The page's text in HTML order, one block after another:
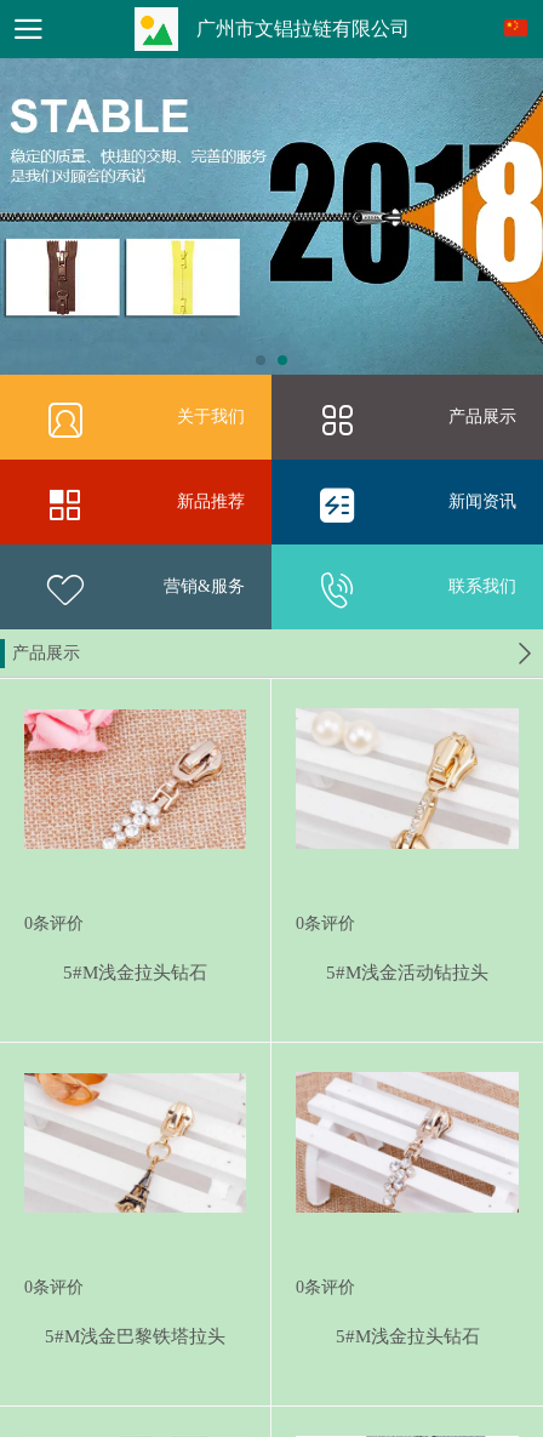
广州市文锠拉链有限公司
关于我们 产品展示
新品推荐 新闻资讯
营销&服务 联系我们
产品展示
0条评价
5#M浅金拉头钻石
0条评价
5#M浅金活动钻拉头
0条评价
5#M浅金巴黎铁塔拉头
0条评价
5#M浅金拉头钻石